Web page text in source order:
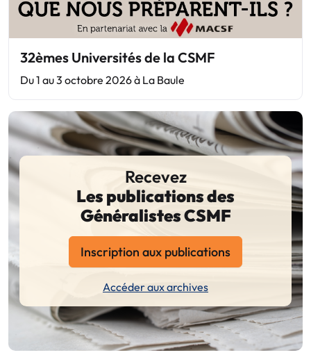
32èmes Universités de la CSMF
Du 1 au 3 octobre 2026 à La Baule
Recevez
Les publications des
Généralistes CSMF
Inscription aux publications
Accéder aux archives